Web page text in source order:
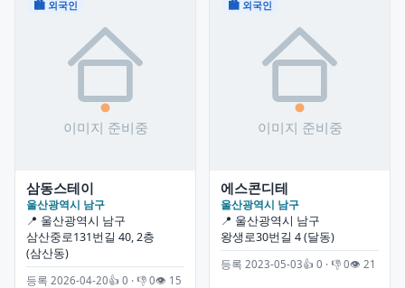
🏙 외국인
삼동스테이
울산광역시 남구
📍 울산광역시 남구
삼산중로131번길 40, 2층
(삼산동)
등록 2026-04-20👍 0 · 👎 0👁 15
🏙 외국인
에스콘디테
울산광역시 남구
📍 울산광역시 남구
왕생로30번길 4 (달동)
등록 2023-05-03👍 0 · 👎 0👁 21